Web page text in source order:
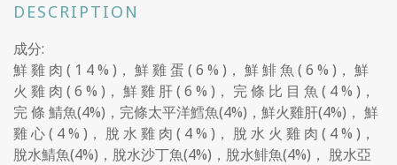
DESCRIPTION
成分:
鮮 雞 肉 ( 1 4 % )， 鮮 雞 蛋 ( 6 % )， 鮮 鯡 魚 ( 6 % )， 鮮
火 雞 肉 ( 6 % )， 鮮 雞 肝 ( 6 % )， 完 條 比 目 魚 ( 4 % )，
完 條 鯖魚(4%)，完條太平洋鱈魚(4%)，鮮火雞肝(4%)， 鮮
雞 心 ( 4 % )， 脫 水 雞 肉 ( 4 % )， 脫 水 火 雞 肉 ( 4 % )，
脫水鯖魚(4%)，脫水沙丁魚(4%)，脫水鯡魚(4%)， 脫水亞